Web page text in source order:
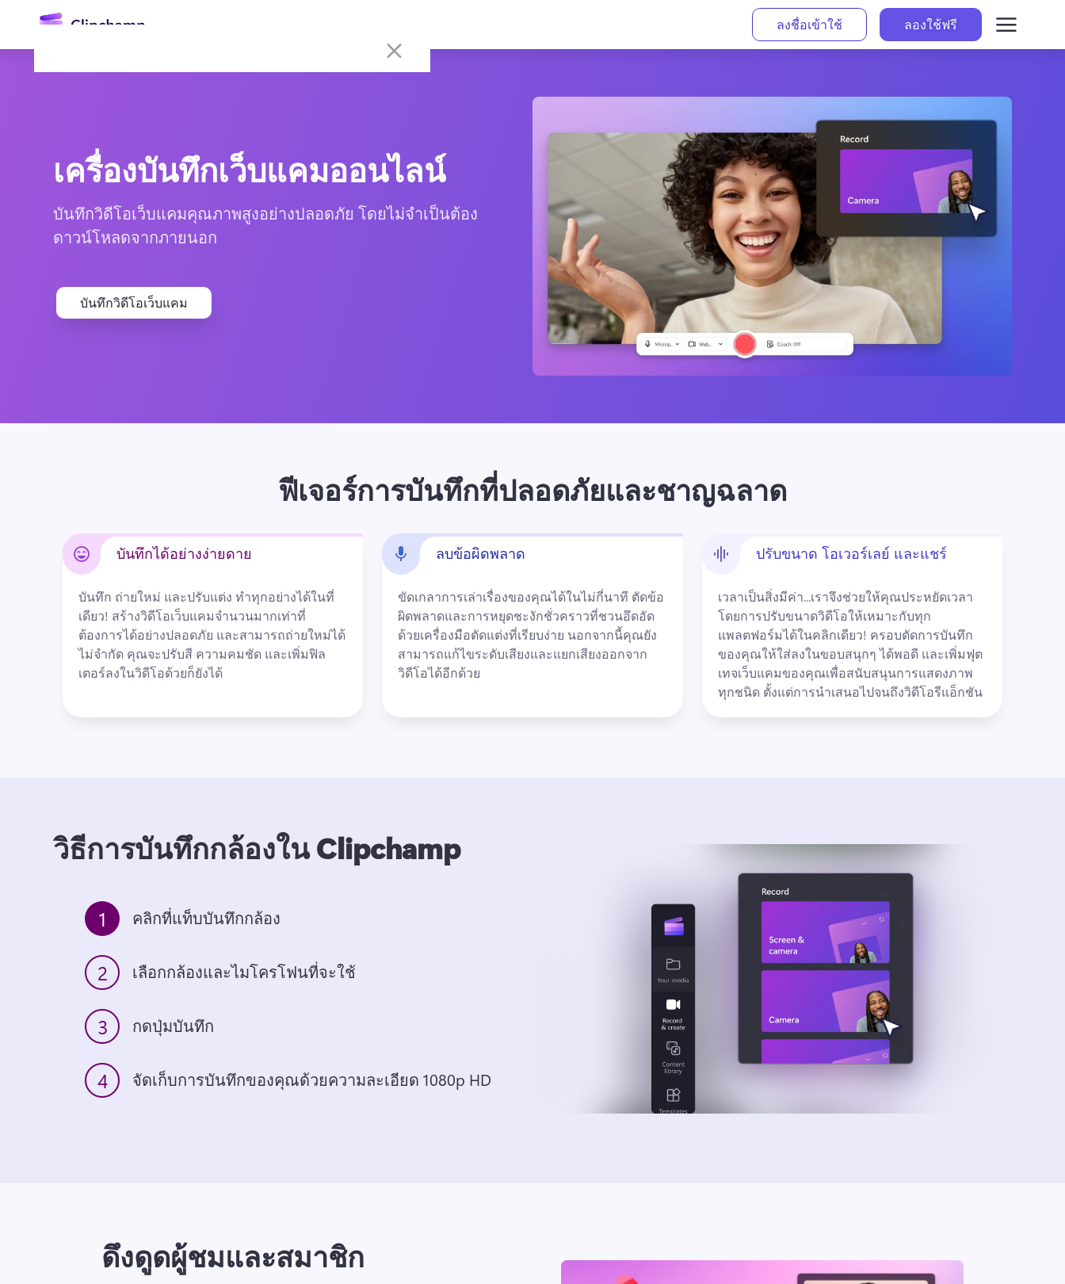
ลงชื่อเข้าใช้ ลองใช้ฟรี
ลองใช้ฟรี
เครื่องบันทึกเว็บแคมออนไลน์
บันทึกวิดีโอเว็บแคมคุณภาพสูงอย่างปลอดภัย โดยไม่จำเป็นต้อง
ดาวน์โหลดจากภายนอก
บันทึกวิดีโอเว็บแคม
ฟีเจอร์การบันทึกที่ปลอดภัยและชาญฉลาด
บันทึกได้อย่างง่ายดาย
บันทึก ถ่ายใหม่ และปรับแต่ง ทำทุกอย่างได้ในที่
เดียว! สร้างวิดีโอเว็บแคมจำนวนมากเท่าที่
ต้องการได้อย่างปลอดภัย และสามารถถ่ายใหม่ได้
ไม่จำกัด คุณจะปรับสี ความคมชัด และเพิ่มฟิล
เตอร์ลงในวิดีโอด้วยก็ยังได้
ลบข้อผิดพลาด
ขัดเกลาการเล่าเรื่องของคุณได้ในไม่กี่นาที ตัดข้อ
ผิดพลาดและการหยุดชะงักชั่วคราวที่ชวนอึดอัด
ด้วยเครื่องมือตัดแต่งที่เรียบง่าย นอกจากนี้คุณยัง
สามารถแก้ไขระดับเสียงและแยกเสียงออกจาก
วิดีโอได้อีกด้วย
ปรับขนาด โอเวอร์เลย์ และแชร์
เวลาเป็นสิ่งมีค่า...เราจึงช่วยให้คุณประหยัดเวลา
โดยการปรับขนาดวิดีโอให้เหมาะกับทุก
แพลตฟอร์มได้ในคลิกเดียว! ครอบตัดการบันทึก
ของคุณให้ใส่ลงในขอบสนุกๆ ได้พอดี และเพิ่มฟุต
เทจเว็บแคมของคุณเพื่อสนับสนุนการแสดงภาพ
ทุกชนิด ตั้งแต่การนำเสนอไปจนถึงวิดีโอรีแอ็กชัน
วิธีการบันทึกกล้องใน Clipchamp
1 คลิกที่แท็บบันทึกกล้อง
2 เลือกกล้องและไมโครโฟนที่จะใช้
3 กดปุ่มบันทึก
4 จัดเก็บการบันทึกของคุณด้วยความละเอียด 1080p HD
ดึงดูดผู้ชมและสมาชิก